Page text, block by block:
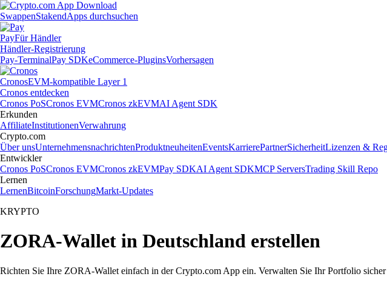
SwappenStakendApps durchsuchen
PayFür Händler
Händler-Registrierung
Pay-TerminalPay SDKeCommerce-PluginsVorhersagen
CronosEVM-kompatible Layer 1
Cronos entdecken
Cronos PoSCronos EVMCronos zkEVMAI Agent SDK
Erkunden
AffiliateInstitutionenVerwahrung
Crypto.com
Über unsUnternehmensnachrichtenProduktneuheitenEventsKarrierePartnerSicherheitLizenzen &
Entwickler
Cronos PoSCronos EVMCronos zkEVMPay SDKAI Agent SDKMCP ServersTrading Skill Repo
Lernen
LernenBitcoinForschungMarkt-Updates
KRYPTO
ZORA-Wallet in Deutschland erstellen
Richten Sie Ihre ZORA-Wallet einfach in der Crypto.com App ein. Verwalten Sie Ihr Portfolio